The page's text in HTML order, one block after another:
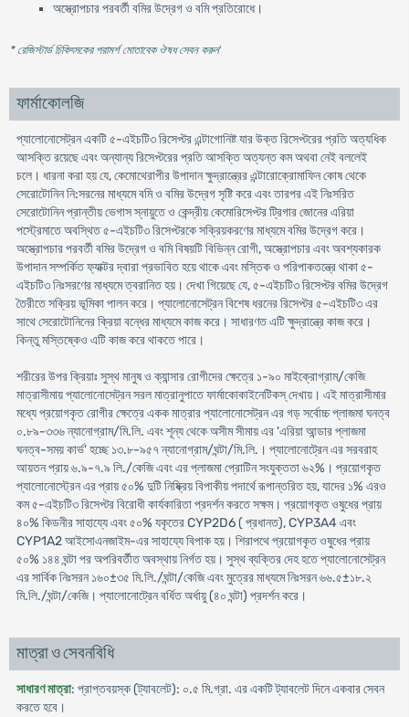
অস্ত্রোপচার পরবর্তী বমির উদ্রেগ ও বমি প্রতিরোধে।
* রেজিস্টার্ড চিকিৎসকের পরামর্শ মোতাবেক ঔষধ সেবন করুন'
ফার্মাকোলজি
প্যালোনোসেট্রন একটি ৫-এইচটি৩ রিসেপ্টর এন্টাগোনিষ্ট যার উক্ত রিসেপ্টরের প্রতি অত্যধিক
আসক্তি রয়েছে এবং অন্যান্য রিসেপ্টরের প্রতি আসক্তি অত্যন্ত কম অথবা নেই বললেই
চলে। ধারনা করা হয় যে, কেমোথেরাপীর উপাদান ক্ষুদ্রান্ত্রের এন্টারোক্রোমাফিন কোষ থেকে
সেরোটোনিন নি:সরনের মাধ্যমে বমি ও বমির উদ্রেগ সৃষ্টি করে এবং তারপর এই নিঃসরিত
সেরোটোনিন প্রান্তীয় ভেগাস স্নায়ুতে ও কেন্দ্রীয় কেমোরিসেপ্টর ট্রিগার জোনের এরিয়া
পস্ট্রেমাতে অবস্থিত ৫-এইচটি৩ রিসেপ্টরকে সক্রিয়করণের মাধ্যমে বমির উদ্রেগ করে।
অস্ত্রোপচার পরবর্তী বমির উদ্রেগ ও বমি বিষয়টি বিভিন্ন রোগী, অস্ত্রোপচার এবং অবশ্যকারক
উপাদান সম্পর্কিত ফ্যাক্টর দ্বারা প্রভাবিত হয়ে থাকে এবং মস্তিক ও পরিপাকতন্ত্রে থাকা ৫-
এইচটি৩ নিঃসরণের মাধ্যমে ত্বরানিত হয়। দেখা গিয়েছে যে, ৫-এইচটি৩ রিসেপ্টর বমির উদ্রেগ
তৈরীতে সক্রিয় ভূমিকা পালন করে। প্যালোনোসেট্রন বিশেষ ধরনের রিসেপ্টর ৫-এইচটি৩ এর
সাথে সেরোটোনিনের ক্রিয়া বন্ধের মাধ্যমে কাজ করে। সাধারণত এটি ক্ষুদ্রান্ত্রে কাজ করে।
কিন্তু মস্তিষ্কেও এটি কাজ করে থাকতে পারে।
শরীরের উপর ক্রিয়াঃ সুস্থ মানুষ ও ক্যান্সার রোগীদের ক্ষেত্রে ১-৯০ মাইক্রোগ্রাম/কেজি
মাত্রাসীমায় প্যালোনোসেট্রন সরল মাত্রানুপাতে ফার্মাকোকাইনেটিকস্ দেখায়। এই মাত্রাসীমার
মধ্যে প্রয়োগকৃত রোগীর ক্ষেত্রে একক মাত্রার প্যালোনোসেট্রন এর গড় সর্বোচ্চ প্লাজমা ঘনত্ব
০.৮৯-৩৩৬ ন্যানোগ্রাম/মি.লি. এবং শূন্য থেকে অসীম সীমায় এর 'এরিয়া আন্ডার প্লাজমা
ঘনত্ব-সময় কার্ভ' হচ্ছে ১৩.৮-৯৫৭ ন্যানোগ্রাম/ঘন্টা/মি.লি.। প্যালোনোট্রেন এর সরবরাহ
আয়তন প্রায় ৬.৯-৭.৯ লি./কেজি এবং এর প্লাজমা প্রোটিন সংযুক্ততা ৬২%। প্রয়োগকৃত
প্যালোনোস্ট্রেন এর প্রায় ৫০% দুটি নিষ্ক্রিয় বিপাকীয় পদার্থে রূপান্তরিত হয়, যাদের ১% এরও
কম ৫-এইচটি৩ রিসেপ্টর বিরোধী কার্যকারিতা প্রদর্শন করতে সক্ষম। প্রয়োগকৃত ওষুধের প্রায়
৪০% কিডনীর সাহায্যে এবং ৫০% যকৃতের CYP2D6 ( প্রধানত), CYP3A4 এবং
CYP1A2 আইসোএনজাইম-এর সাহায্যে বিপাক হয়। শিরাপথে প্রয়োগকৃত ওষুধের প্রায়
৫০% ১৪৪ ঘন্টা পর অপরিবর্তীত অবস্থায় নির্গত হয়। সুস্থ ব্যক্তির দেহ হতে প্যালোনোসেট্রন
এর সার্বিক নিঃসরন ১৬০±৩৫ মি.লি./ঘন্টা/কেজি এবং মুত্রের মাধ্যমে নিঃসরন ৬৬.৫±১৮.২
মি.লি./ঘন্টা/কেজি। প্যালোনোট্রেন বর্ধিত অর্ধায়ু (৪০ ঘন্টা) প্রদর্শন করে।
মাত্রা ও সেবনবিধি
সাধারণ মাত্রা: প্রাপ্তবয়স্ক (ট্যাবলেট): ০.৫ মি.গ্রা. এর একটি ট্যাবলেট দিনে একবার সেবন
করতে হবে।